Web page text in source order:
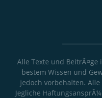
Alle Texte und
bestem Wissen und
jedoch vorbehalten.
Jegliche